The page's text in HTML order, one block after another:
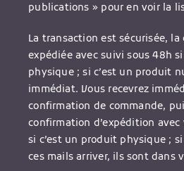
publications » pour en voir la
La transaction est sécurisée, la
expédiée avec suivi sous 48h
physique ; si c’est un produit
immédiat. Vous recevrez
confirmation de commande,
confirmation d’expédition
si c’est un produit physique ;
ces mails arriver, ils sont dans